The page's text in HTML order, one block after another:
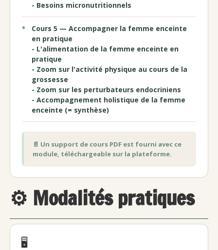
- Besoins micronutritionnels
Cours 5 — Accompagner la femme enceinte
en pratique
- L'alimentation de la femme enceinte en
pratique
- Zoom sur l'activité physique au cours de la
grossesse
- Zoom sur les perturbateurs endocriniens
- Accompagnement holistique de la femme
enceinte (= synthèse)
📄 Un support de cours PDF est fourni avec ce
module, téléchargeable sur la plateforme.
⚙️ Modalités pratiques
🖥️